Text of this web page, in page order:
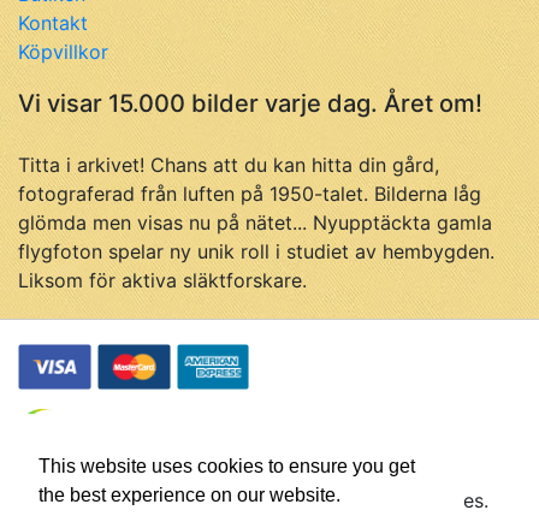
This website uses cookies to ensure you get
the best experience on our website.
Kontakt
Köpvillkor
Vi visar 15.000 bilder varje dag. Året om!
Titta i arkivet! Chans att du kan hitta din gård,
fotograferad från luften på 1950-talet. Bilderna låg
glömda men visas nu på nätet... Nyupptäckta gamla
flygfoton spelar ny unik roll i studiet av hembygden.
Liksom för aktiva släktforskare.
© Flygfotohistoria, samtliga rättigheter förbehålles.